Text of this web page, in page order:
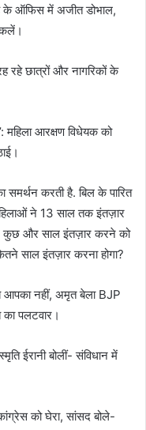
के ऑफिस में अजीत डोभाल,
रहे छात्रों और नागरिकों के
महिला आरक्षण विधेयक को
समर्थन करती है. बिल के पारित
ने 13 साल तक इंतज़ार
कुछ और साल इंतज़ार करने को
साल इंतज़ार करना होगा?
आपका नहीं, अमृत बेला BJP
का पलटवार।
ईरानी बोलीं- संविधान में
को घेरा, सांसद बोले-